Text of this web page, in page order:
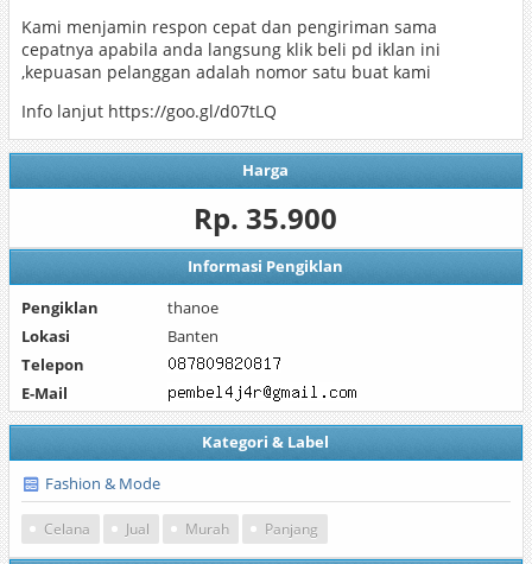
Kami menjamin respon cepat dan pengiriman sama
cepatnya apabila anda langsung klik beli pd iklan ini
,kepuasan pelanggan adalah nomor satu buat kami
Info lanjut https://goo.gl/d07tLQ
Harga
Rp. 35.900
Informasi Pengiklan
Pengiklan
thanoe
Lokasi
Banten
Telepon
E-Mail
Kategori & Label
Fashion & Mode
Celana Jual Murah Panjang